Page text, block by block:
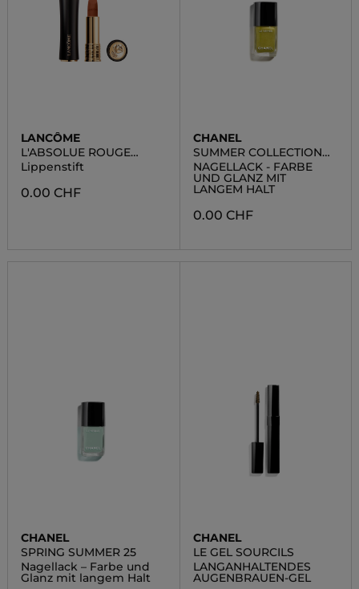
LANCÔME
L'ABSOLUE ROUGE
DRAMA MATTE
Lippenstift
0.00 CHF
CHANEL
SUMMER COLLECTION
24
NAGELLACK - FARBE
UND GLANZ MIT
LANGEM HALT
0.00 CHF
CHANEL
SPRING SUMMER 25
Nagellack – Farbe und
Glanz mit langem Halt
CHANEL
LE GEL SOURCILS
LANGANHALTENDES
AUGENBRAUEN-GEL